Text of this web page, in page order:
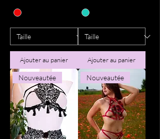
Ajouter au panier Ajouter au panier
Nouveautée Nouveautée